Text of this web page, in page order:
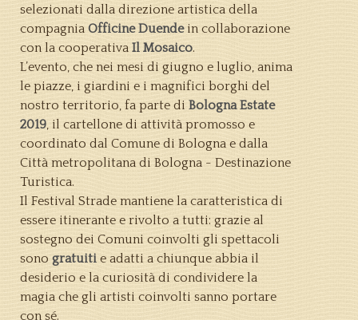
selezionati dalla direzione artistica della
compagniaOfficine Duende in collaborazione
con la cooperativa Il Mosaico.
L’evento, che nei mesi di giugno e luglio, anima
le piazze, i giardini e i magnifici borghi del
nostro territorio, fa parte di Bologna Estate
2019, il cartellone di attività promosso e
coordinato dal Comune di Bologna e dalla
Città metropolitana di Bologna - Destinazione
Turistica.
Il Festival Strade mantiene la caratteristica di
essere itinerante e rivolto a tutti: grazie al
sostegno dei Comuni coinvolti gli spettacoli
sono gratuiti e adatti a chiunque abbia il
desiderio e la curiosità di condividere la
magia che gli artisti coinvolti sanno portare
con sé.